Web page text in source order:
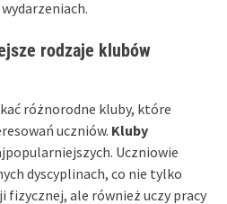
rodzaje klubów
różnorodne kluby, które
uczniów. Kluby
Uczniowie
dyscyplinach, co nie tylko
fizycznej, ale również uczy pracy